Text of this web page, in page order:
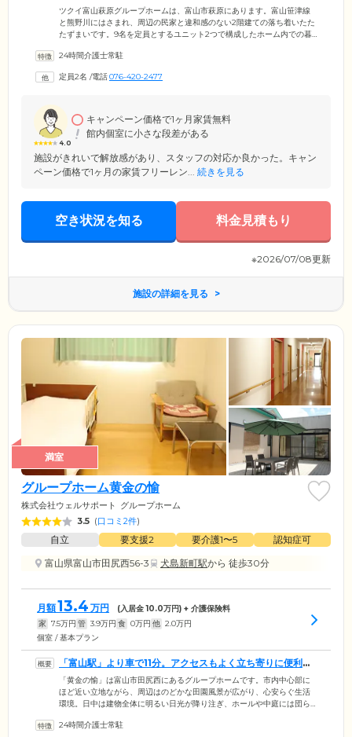
ツクイ富山萩原グループホームは、富山市萩原にあります。富山笹津線
と熊野川にはさまれ、周辺の民家と違和感のない2階建ての落ち着いたた
たずまいです。9名を定員とするユニット2つで構成したホーム内での暮
人数で、家庭的な雰囲気のなか、家事の役割を分担して生活していただ
間取り。ご入居者様ごとに、お好みのインテリアをお楽しみください。
24時間介護士常駐
定員2名 /電話076-420-2477
4.0
キャンペーン価格で1ヶ月家賃無料
館内個室に小さな段差がある
施設がきれいで解放感があり、スタッフの対応か良かった。キャン
ペーン価格で1ヶ月の家賃フリーレン... 続きを見る
空き状況を知る 料金見積もり
※2026/07/08更新
施設の詳細を見る
満室
グループホーム黄金の愉
株式会社ウェルサポート グループホーム
3.5 (口コミ2件)
自立 要支援2 要介護1〜5
認知症可
富山県富山市田尻西56-3
犬島新町駅から 徒歩30分
月額13.4 万円 (入居金10.0万円) + 介護保険料
家 7.5万円 管 3.9万円 食 0万円 他 2.0万円
個室 / 基本プラン
「富山駅」より車で11分。アクセスもよく立ち寄りに便利で
す
「黄金の愉」は富山市田尻西にあるグループホームです。市内中心部に
ほど近い立地ながら、周辺はのどかな田園風景が広がり、心安らぐ生活
環境。日中は建物全体に明るい日光が降り注ぎ、ホールや中庭には団ら
上の方が、和気あいあいと共同生活を送る施設です。定員18名と小規模
24時間介護士常駐